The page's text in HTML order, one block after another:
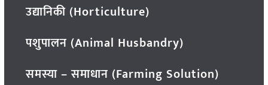
उद्यानिकी (Horticulture)
पशुपालन (Animal Husbandry)
समस्या – समाधान (Farming Solution)